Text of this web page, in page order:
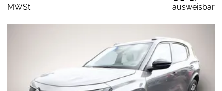
MWSt:
ausweisbar